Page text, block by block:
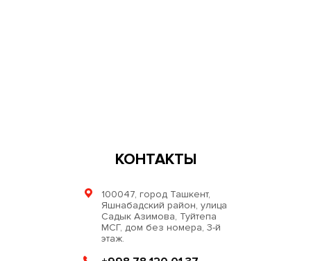
КОНТАКТЫ
100047, город Ташкент,
Яшнабадский район, улица
Садык Азимова, Туйтепа
МСГ, дом без номера, 3-й
этаж.